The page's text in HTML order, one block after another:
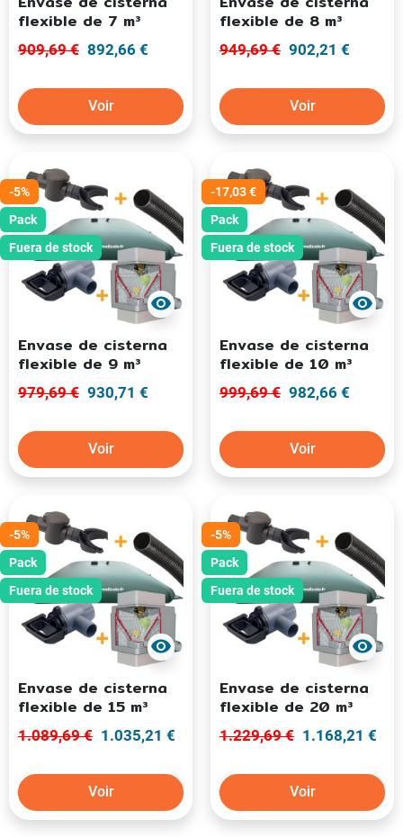
flexible de 7 m³
909,69 € 892,66 €
Voir
flexible de 8 m³
949,69 € 902,21 €
Voir
-5%
Pack
Fuera de stock
visibility
Envase de cisterna
flexible de 9 m³
979,69 € 930,71 €
Voir
-17,03 €
Pack
Fuera de stock
visibility
Envase de cisterna
flexible de 10 m³
999,69 € 982,66 €
Voir
-5%
Pack
Fuera de stock
visibility
Envase de cisterna
flexible de 15 m³
1.089,69 € 1.035,21 €
Voir
-5%
Pack
Fuera de stock
visibility
Envase de cisterna
flexible de 20 m³
1.229,69 € 1.168,21 €
Voir